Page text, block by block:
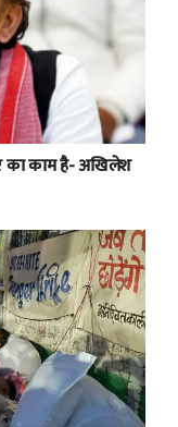
का काम है- अखिलेश